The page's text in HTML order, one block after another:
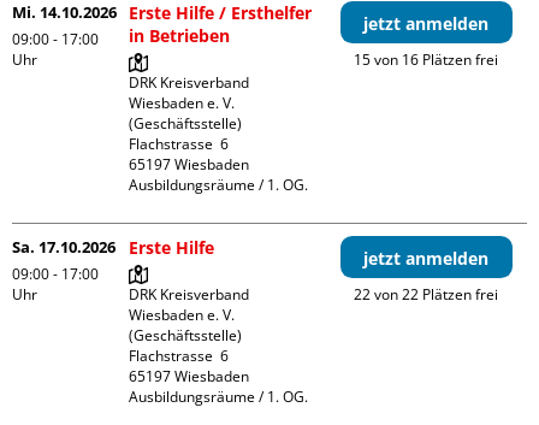
Mi. 14.10.2026
09:00 - 17:00
Uhr
Erste Hilfe / Ersthelfer
in Betrieben
DRK Kreisverband
Wiesbaden e. V.
(Geschäftsstelle)
Flachstrasse  6
65197 Wiesbaden
Ausbildungsräume / 1. OG.
jetzt anmelden
15 von 16 Plätzen frei
Sa. 17.10.2026
09:00 - 17:00
Uhr
Erste Hilfe
DRK Kreisverband
Wiesbaden e. V.
(Geschäftsstelle)
Flachstrasse  6
65197 Wiesbaden
Ausbildungsräume / 1. OG.
jetzt anmelden
22 von 22 Plätzen frei